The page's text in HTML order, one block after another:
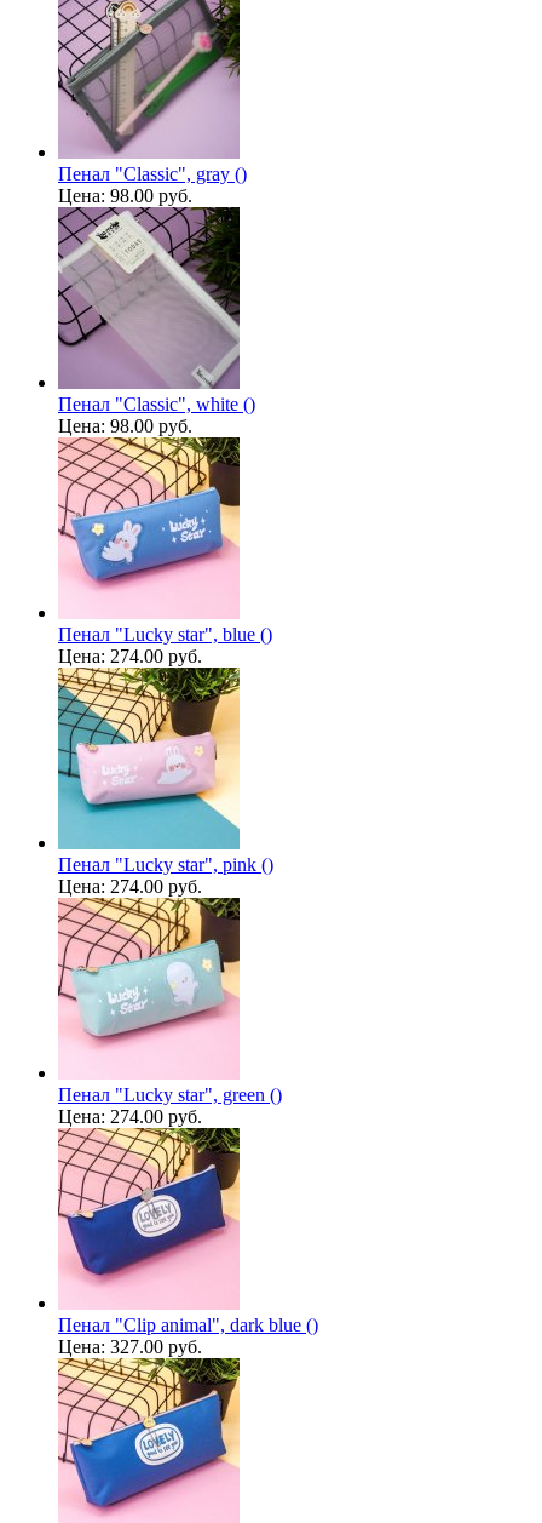
Пенал "Classic", gray ()
Цена: 98.00 руб.
Пенал "Classic", white ()
Цена: 98.00 руб.
Пенал "Lucky star", blue ()
Цена: 274.00 руб.
Пенал "Lucky star", pink ()
Цена: 274.00 руб.
Пенал "Lucky star", green ()
Цена: 274.00 руб.
Пенал "Clip animal", dark blue ()
Цена: 327.00 руб.